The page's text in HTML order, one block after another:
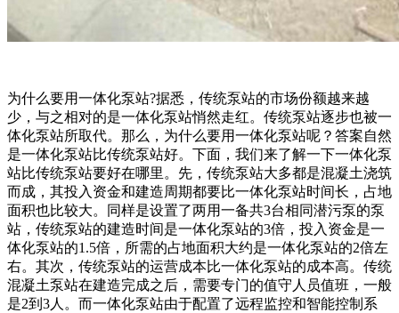
为什么要用一体化泵站?据悉，传统泵站的市场份额越来越
少，与之相对的是一体化泵站悄然走红。传统泵站逐步也被一
体化泵站所取代。那么，为什么要用一体化泵站呢？答案自然
是一体化泵站比传统泵站好。下面，我们来了解一下一体化泵
站比传统泵站要好在哪里。先，传统泵站大多都是混凝土浇筑
而成，其投入资金和建造周期都要比一体化泵站时间长，占地
面积也比较大。同样是设置了两用一备共3台相同潜污泵的泵
站，传统泵站的建造时间是一体化泵站的3倍，投入资金是一
体化泵站的1.5倍，所需的占地面积大约是一体化泵站的2倍左
右。其次，传统泵站的运营成本比一体化泵站的成本高。传统
混凝土泵站在建造完成之后，需要专门的值守人员值班，一般
是2到3人。而一体化泵站由于配置了远程监控和智能控制系